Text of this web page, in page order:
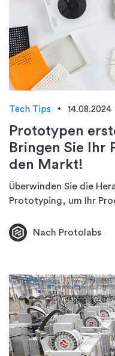
Tech Tips 14.08.2024
Prototypen
Bringen Sie Ihr
den Markt!
Überwinden Sie die
Prototyping, um Ihr
Nach Protolabs